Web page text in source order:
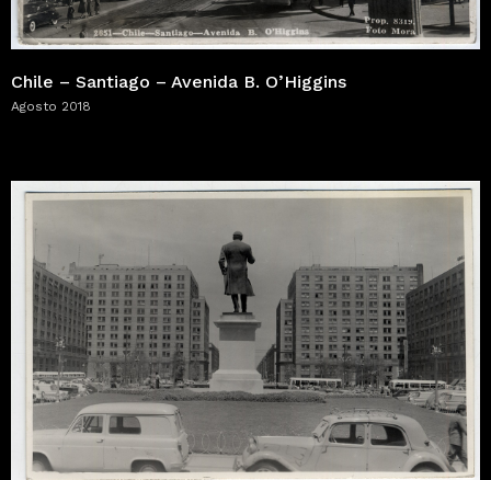
Chile – Santiago – Avenida B. O’Higgins
Agosto 2018